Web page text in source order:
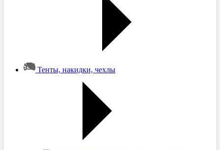
Тенты, накидки, чехлы